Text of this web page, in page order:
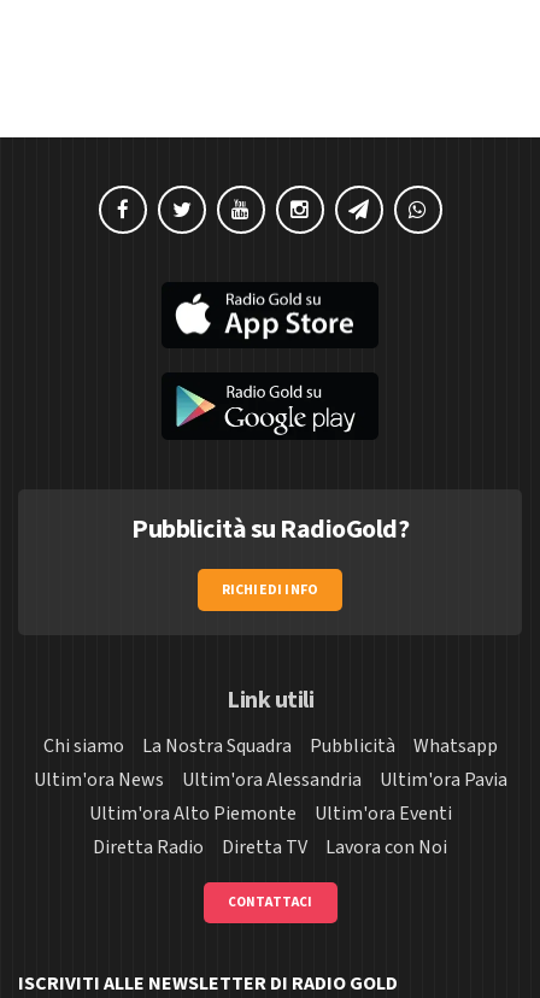
Pubblicità su RadioGold?
RICHIEDI INFO
Link utili
Chi siamo La Nostra Squadra Pubblicità
Whatsapp
Ultim'ora News
Ultim'ora Alessandria
Ultim'ora Pavia
Ultim'ora Alto Piemonte
Ultim'ora Eventi
Diretta Radio
Diretta TV Lavora con Noi
CONTATTACI
ISCRIVITI ALLE NEWSLETTER DI RADIO GOLD